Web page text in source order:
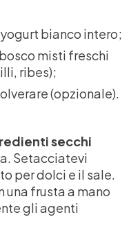
bianco intero;
misti freschi
ribes);
(opzionale).
secchi
Setacciatevi
per dolci e il sale.
una frusta a mano
gli agenti